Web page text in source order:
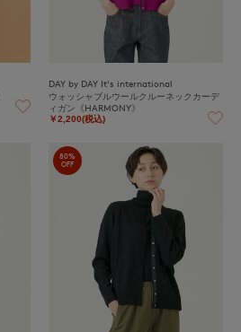
DAY by DAY It's international
ウォッシャブルウールクルーネックカーデ
ィガン《HARMONY》
￥2,200(税込)
80%
OFF